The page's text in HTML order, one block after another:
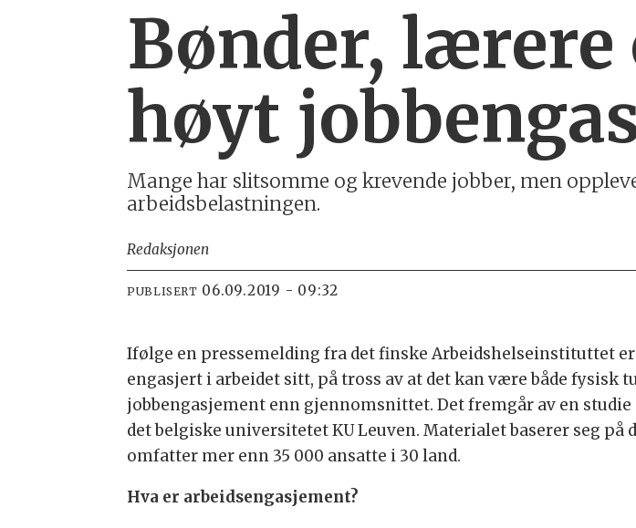
Bønder, lærere
høyt
Mange har slitsomme og krevende jobber, men
arbeidsbelastningen.
Redaksjonen
PUBLISERT 06.09.2019 - 09:32
Ifølge en pressemelding fra det finske Arbeidshelseinstituttet
engasjert i arbeidet sitt, på tross av at det kan være både fysisk
jobbengasjement enn gjennomsnittet. Det fremgår av en
det belgiske universitetet KU Leuven. Materialet baserer seg
omfatter mer enn 35 000 ansatte i 30 land.
Hva er arbeidsengasjement?